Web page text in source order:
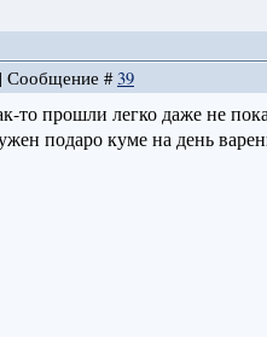
| Сообщение #39
то прошли легко даже не
подаро куме на день